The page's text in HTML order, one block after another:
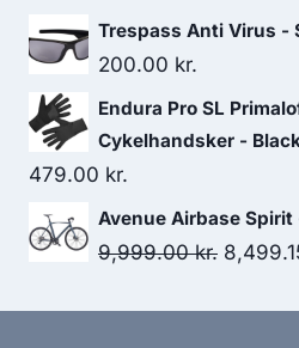
Trespass Anti Virus -
200.00 kr.
Endura Pro SL
Cykelhandsker -
479.00 kr.
Avenue Airbase Spirit
9,999.00kr. Original